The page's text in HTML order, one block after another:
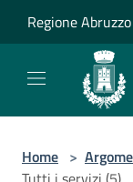
Regione Abruzzo
Home >